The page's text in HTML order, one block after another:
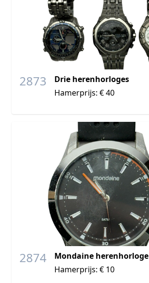
2873
Drie herenhorloges
Hamerprijs: € 40
2874
Mondaine herenhorloge
Hamerprijs: € 10